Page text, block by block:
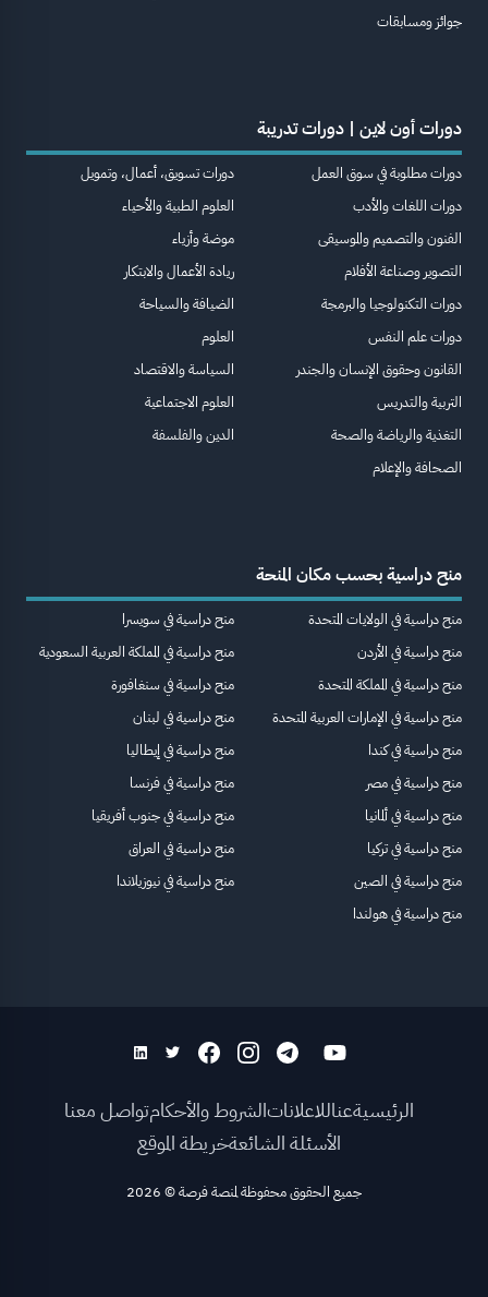
جوائز ومسابقات
دورات أون لاين | دورات تدريبة
دورات مطلوبة في سوق العمل
دورات اللغات والأدب
الفنون والتصميم والموسيقى
التصوير وصناعة الأفلام
دورات التكنولوجيا والبرمجة
دورات علم النفس
القانون وحقوق الإنسان والجندر
التربية والتدريس
التغذية والرياضة والصحة
الصحافة والإعلام
دورات تسويق، أعمال، وتمويل
العلوم الطبية والأحياء
موضة وأزياء
ريادة الأعمال والابتكار
الضيافة والسياحة
العلوم
السياسة والاقتصاد
العلوم الاجتماعية
الدين والفلسفة
منح دراسية بحسب مكان المنحة
منح دراسية في الولايات المتحدة
منح دراسية في الأردن
منح دراسية في المملكة المتحدة
منح دراسية في الإمارات العربية المتحدة
منح دراسية في كندا
منح دراسية في مصر
منح دراسية في ألمانيا
منح دراسية في تركيا
منح دراسية في الصين
منح دراسية في هولندا
منح دراسية في سويسرا
منح دراسية في المملكة العربية السعودية
منح دراسية في سنغافورة
منح دراسية في لبنان
منح دراسية في إيطاليا
منح دراسية في فرنسا
منح دراسية في جنوب أفريقيا
منح دراسية في العراق
منح دراسية في نيوزيلاندا
الرئيسيةعناللاعلاناتالشروط والأحكامتواصل معنا
الأسئلة الشائعةخريطة الموقع
جميع الحقوق محفوظة لمنصة فرصة©
2026